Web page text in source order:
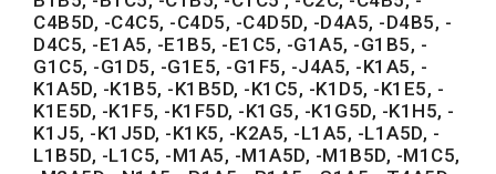
C4B5D, -C4C5, -C4D5, -C4D5D, -D4A5, -D4B5, -
D4C5, -E1A5, -E1B5, -E1C5, -G1A5, -G1B5, -
G1C5, -G1D5, -G1E5, -G1F5, -J4A5, -K1A5, -
K1A5D, -K1B5, -K1B5D, -K1C5, -K1D5, -K1E5, -
K1E5D, -K1F5, -K1F5D, -K1G5, -K1G5D, -K1H5, -
K1J5, -K1J5D, -K1K5, -K2A5, -L1A5, -L1A5D, -
L1B5D, -L1C5, -M1A5, -M1A5D, -M1B5D, -M1C5,